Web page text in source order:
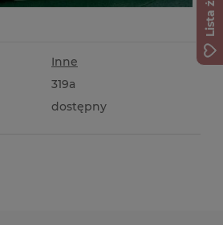
Inne
319a
dostępny